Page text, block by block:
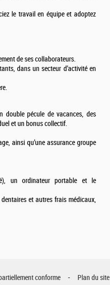
le travail en équipe et adoptez
de ses collaborateurs.
dans un secteur d’activité en
double pécule de vacances, des
et un bonus collectif.
ainsi qu’une assurance groupe
un ordinateur portable et le
et autres frais médicaux,
conforme Plan du site